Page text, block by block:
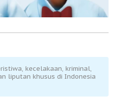
kecelakaan, kriminal,
liputan khusus di Indonesia